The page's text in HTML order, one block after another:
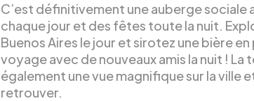
C’est définitivement une auberge sociale
chaque jour et des fêtes toute la nuit.
Buenos Aires le jour et sirotez une bière
voyage avec de nouveaux amis la nuit !
également une vue magnifique sur la ville
retrouver.